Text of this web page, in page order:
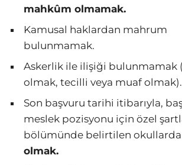
mahkûm olmamak.
Kamusal haklardan mahrum
bulunmamak.
Askerlik ile ilişiği bulunmamak
olmak, tecilli veya muaf olmak).
Son başvuru tarihi itibarıyla,
meslek pozisyonu için özel
bölümünde belirtilen
olmak.